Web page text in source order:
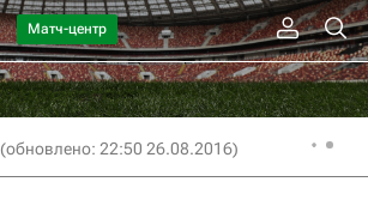
Матч-центр
(обновлено: 22:50 26.08.2016)